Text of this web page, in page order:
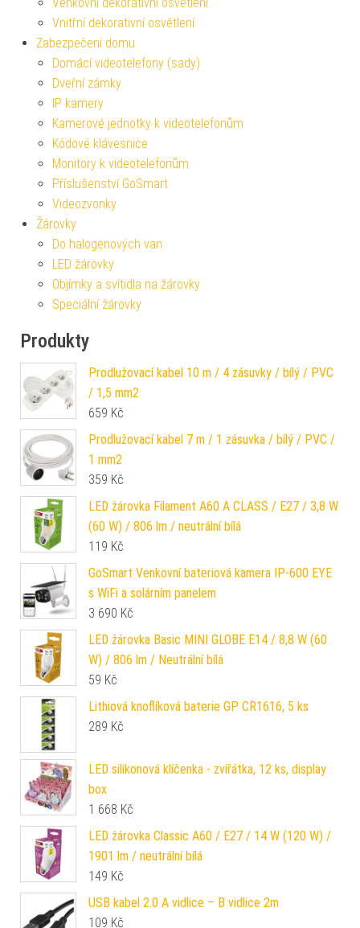
Vnitřní dekorativní osvětlení
Zabezpečení domu
Domácí videotelefony (sady)
Dveřní zámky
IP kamery
Kamerové jednotky k videotelefonům
Kódové klávesnice
Monitory k videotelefonům
Příslušenství GoSmart
Videozvonky
Žárovky
Do halogenových van
LED žárovky
Objímky a svítidla na žárovky
Speciální žárovky
Produkty
Prodlužovací kabel 10 m / 4 zásuvky / bílý / PVC
/ 1,5 mm2
659 Kč
Prodlužovací kabel 7 m / 1 zásuvka / bílý / PVC /
1 mm2
359 Kč
LED žárovka Filament A60 A CLASS / E27 / 3,8 W
(60 W) / 806 lm / neutrální bílá
119 Kč
GoSmart Venkovní bateriová kamera IP-600 EYE
s WiFi a solárním panelem
3 690 Kč
LED žárovka Basic MINI GLOBE E14 / 8,8 W (60
W) / 806 lm / Neutrální bílá
59 Kč
Lithiová knoflíková baterie GP CR1616, 5 ks
289 Kč
LED silikonová klíčenka - zvířátka, 12 ks, display
box
1 668 Kč
LED žárovka Classic A60 / E27 / 14 W (120 W) /
1901 lm / neutrální bílá
149 Kč
USB kabel 2.0 A vidlice – B vidlice 2m
109 Kč